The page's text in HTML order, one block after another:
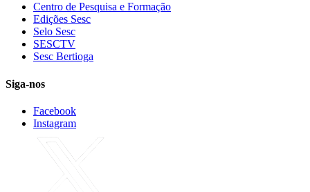
Centro de Pesquisa e Formação
Edições Sesc
Selo Sesc
SESCTV
Sesc Bertioga
Siga-nos
Facebook
Instagram